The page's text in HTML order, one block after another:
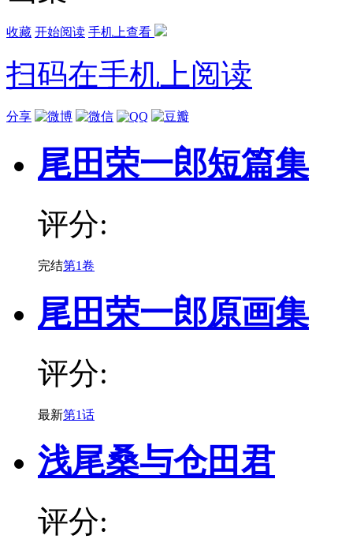
收藏 开始阅读 手机上查看
扫码在手机上阅读
分享
尾田荣一郎短篇集
评分:
完结第1卷
尾田荣一郎原画集
评分:
最新第1话
浅尾桑与仓田君
评分: